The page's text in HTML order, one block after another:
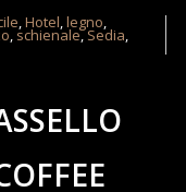
,Hotel,legno,
, schienale,Sedia,